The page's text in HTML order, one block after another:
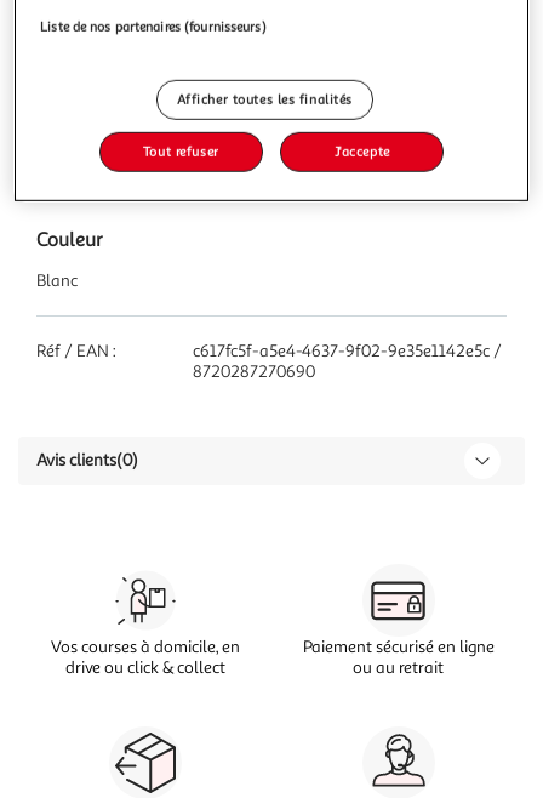
Caractéristiques
Couleur
Blanc
Réf / EAN :
c617fc5f-a5e4-4637-9f02-9e35e1142e5c /
8720287270690
Avis clients(0)
Vos courses à domicile, en
drive ou click & collect
Paiement sécurisé en ligne
ou au retrait
Liste de nos partenaires (fournisseurs)
Afficher toutes les finalités
Tout refuser J'accepte